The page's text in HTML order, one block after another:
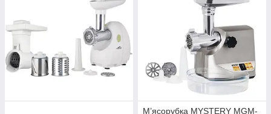
М’ясорубка MYSTERY MGM-